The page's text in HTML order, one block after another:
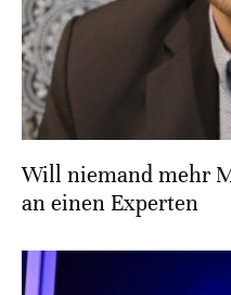
Will niemand mehr
an einen Experten